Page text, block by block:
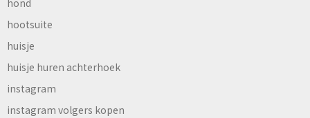
hootsuite
huisje
huisje huren achterhoek
instagram
instagram volgers kopen